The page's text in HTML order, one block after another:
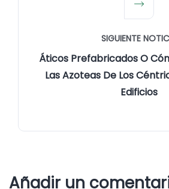
SIGUIENTE
Áticos Prefabricados O
Las Azoteas De Los
Edificios
Añadir un